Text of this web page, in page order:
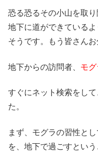
恐る恐るその小山を取
地下に道ができているよ
そうです。もう皆さんお
地下からの訪問者、 モグ
すぐにネット検索をし
た。
まず、モグラの習性と
を、地下で過ごすという